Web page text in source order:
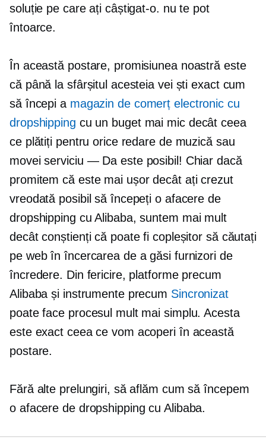
soluție pe care ați câștigat-o. nu te pot
întoarce.
În această postare, promisiunea noastră este
că până la sfârșitul acesteia vei ști exact cum
să începi a magazin de comerț electronic cu
dropshipping cu un buget mai mic decât ceea
ce plătiți pentru orice redare de muzică sau
moveiserviciu — Da este posibil! Chiar dacă
promitem că este mai ușor decât ați crezut
vreodată posibil să începeți o afacere de
dropshipping cu Alibaba, suntem mai mult
decât conștienți că poate fi copleșitor să căutați
pe web în încercarea de a găsi furnizori de
încredere. Din fericire, platforme precum
Alibaba și instrumente precum Sincronizat
poate face procesul mult mai simplu. Acesta
este exact ceea ce vom acoperi în această
postare.
Fără alte prelungiri, să aflăm cum să începem
o afacere de dropshipping cu Alibaba.